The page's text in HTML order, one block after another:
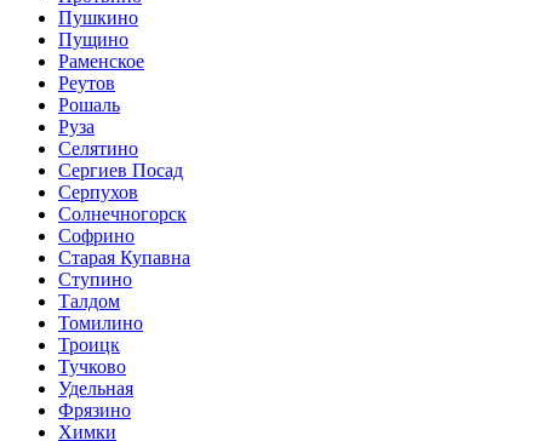
Пушкино
Пущино
Раменское
Реутов
Рошаль
Руза
Селятино
Сергиев Посад
Серпухов
Солнечногорск
Софрино
Старая Купавна
Ступино
Талдом
Томилино
Троицк
Тучково
Удельная
Фрязино
Химки